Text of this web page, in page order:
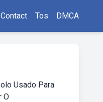
Contact Tos DMCA
Usado Para
O